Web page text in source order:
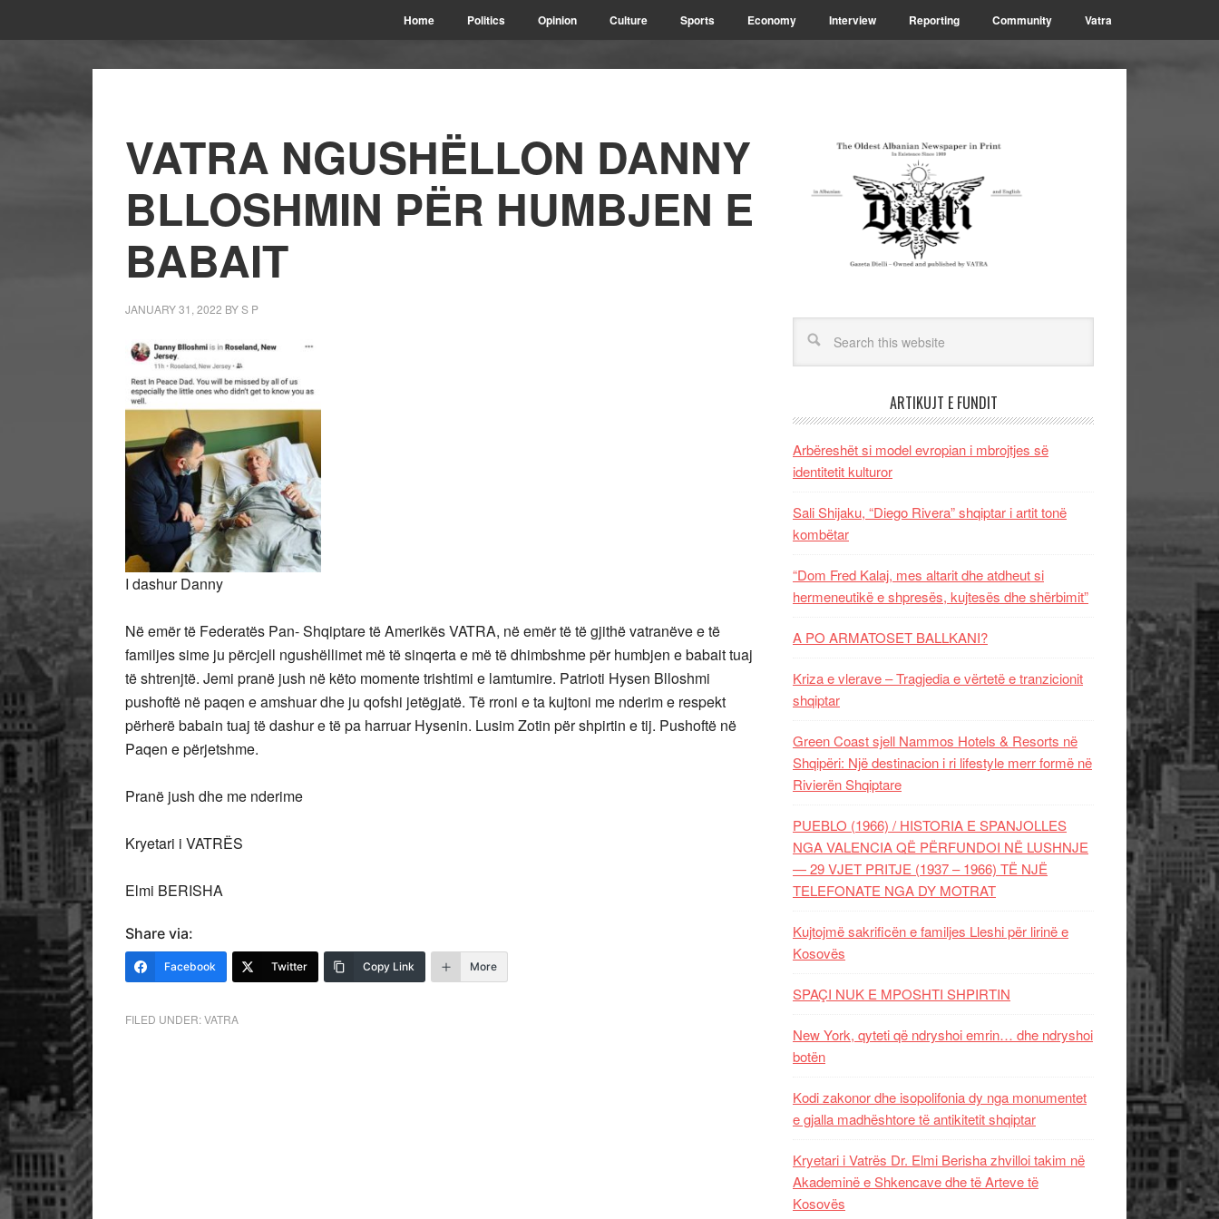
Home Politics Opinion Culture Sports Economy Interview Reporting Community Vatra
VATRA NGUSHËLLON DANNY
BLLOSHMIN PËR HUMBJEN E
BABAIT
JANUARY 31, 2022 BYS P
I dashur Danny
Në emër të Federatës Pan- Shqiptare të Amerikës VATRA, në emër të të gjithë vatranëve e të
familjes sime ju përcjell ngushëllimet më të sinqerta e më të dhimbshme për humbjen e babait tuaj
të shtrenjtë. Jemi pranë jush në këto momente trishtimi e lamtumire. Patrioti Hysen Blloshmi
pushoftë në paqen e amshuar dhe ju qofshi jetëgjatë. Të rroni e ta kujtoni me nderim e respekt
përherë babain tuaj të dashur e të pa harruar Hysenin. Lusim Zotin për shpirtin e tij. Pushoftë në
Paqen e përjetshme.
Pranë jush dhe me nderime
Kryetari i VATRËS
Elmi BERISHA
Share via:
Facebook Twitter Copy Link More
FILED UNDER:VATRA
ARTIKUJT E FUNDIT
Arbëreshët si model evropian i mbrojtjes së
identitetit kulturor
Sali Shijaku, “Diego Rivera” shqiptar i artit tonë
kombëtar
“Dom Fred Kalaj, mes altarit dhe atdheut si
hermeneutikë e shpresës, kujtesës dhe shërbimit”
A PO ARMATOSET BALLKANI?
Kriza e vlerave – Tragjedia e vërtetë e tranzicionit
shqiptar
Green Coast sjell Nammos Hotels & Resorts në
Shqipëri: Një destinacion i ri lifestyle merr formë në
Rivierën Shqiptare
PUEBLO (1966) / HISTORIA E SPANJOLLES
NGA VALENCIA QË PËRFUNDOI NË LUSHNJE
— 29 VJET PRITJE (1937 – 1966) TË NJË
TELEFONATE NGA DY MOTRAT
Kujtojmë sakrificën e familjes Lleshi për lirinë e
Kosovës
SPAÇI NUK E MPOSHTI SHPIRTIN
New York, qyteti që ndryshoi emrin… dhe ndryshoi
botën
Kodi zakonor dhe isopolifonia dy nga monumentet
e gjalla madhështore të antikitetit shqiptar
Kryetari i Vatrës Dr. Elmi Berisha zhvilloi takim në
Akademinë e Shkencave dhe të Arteve të
Kosovës